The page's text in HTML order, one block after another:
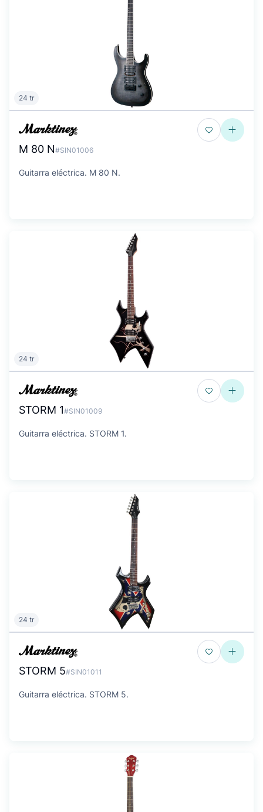
24 tr
M 80 N#SIN01006
Guitarra eléctrica. M 80 N.
24 tr
STORM 1#SIN01009
Guitarra eléctrica. STORM 1.
24 tr
STORM 5#SIN01011
Guitarra eléctrica. STORM 5.